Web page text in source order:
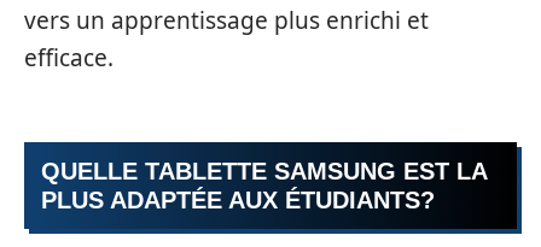
vers un apprentissage plus enrichi et
efficace.
QUELLE TABLETTE SAMSUNG EST LA
PLUS ADAPTÉE AUX ÉTUDIANTS?